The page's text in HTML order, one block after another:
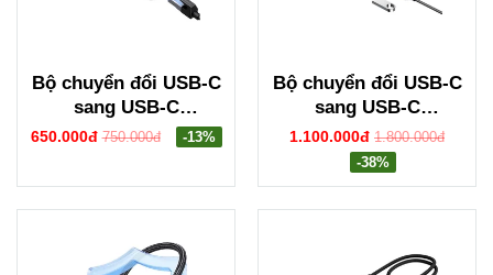
Bộ chuyển đổi USB-C
sang USB-C
PD+3*USB
3.0+RJ45+HDMI hỗ
650.000đ 750.000đ -13%
Bộ chuyển đổi USB-C
sang USB-C
PD+2USB-A
3.2+2USB-C
3.2+2HDMI hỗ trợ 4K
1.100.000đ 1.800.000đ
-38%